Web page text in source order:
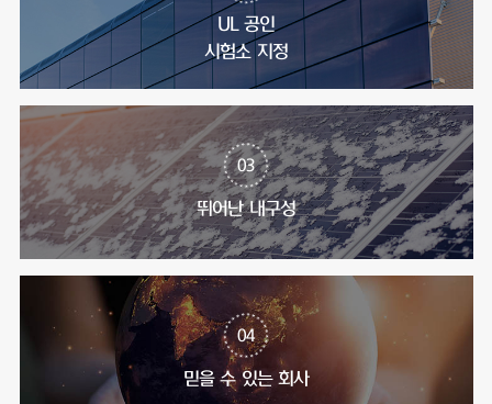
UL 공인
시험소 지정
03
뛰어난 내구성
04
믿을 수 있는 회사